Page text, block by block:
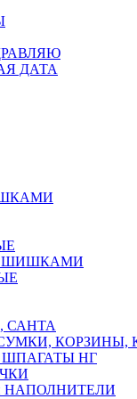
ДАТА
ШИШКАМИ
САНТА
НГ
НАПОЛНИТЕЛИ